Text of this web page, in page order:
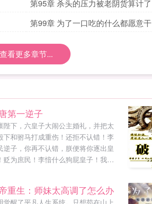
第95章 杀头的压力被老阴货算计了
第99章 为了一口吃的什么都愿意干
查看更多章节...
第一逆子
陛下，六皇子大闹公主婚礼，并把太
下和驸马打成重伤！还拒不认错！李
逆子，你再不认错，朕便将你逐出皇
贬为庶民！李愔什么狗屁皇子！我不
。他的琉璃厂月入百万贯。堪比长安
重生：师妹太高调了怎么办
觉醒了平凡人生系统。只想苟在山上